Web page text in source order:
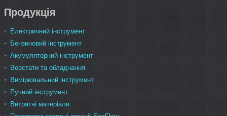
Продукція
Електричний інструмент
Бензиновий інструмент
Акумуляторний інструмент
Верстати та обладнання
Вимірювальний інструмент
Ручний інструмент
Витратні матеріали